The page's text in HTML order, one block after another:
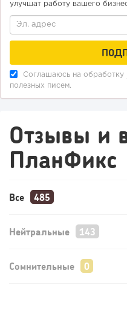
улучшат работу вашего
Соглашаюсь на обработку
полезных писем.
Отзывы и
ПланФикс
Все
Нейтральные
Сомнительные